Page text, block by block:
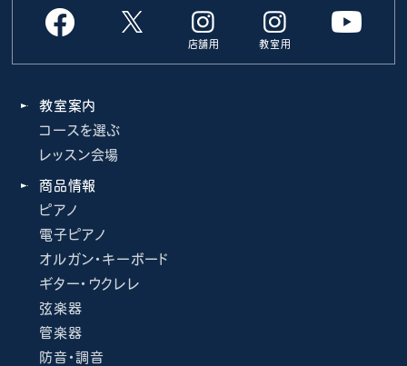
店舗用 教室用
教室案内
コースを選ぶ
レッスン会場
商品情報
ピアノ
電子ピアノ
オルガン・キーボード
ギター・ウクレレ
弦楽器
管楽器
防音・調音